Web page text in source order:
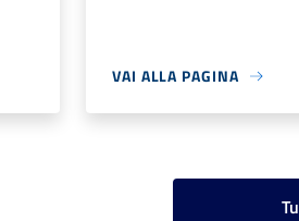
VAI ALLA PAGINA